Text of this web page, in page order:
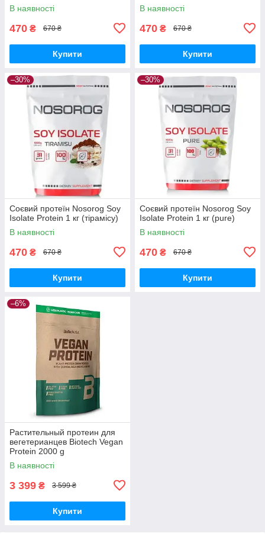
В наявності
470 ₴ 670 ₴
Купити
В наявності
470 ₴ 670 ₴
Купити
–30%
Соєвий протеїн Nosorog Soy
Isolate Protein 1 кг (тірамісу)
В наявності
470 ₴ 670 ₴
Купити
–30%
Соєвий протеїн Nosorog Soy
Isolate Protein 1 кг (pure)
В наявності
470 ₴ 670 ₴
Купити
–6%
Растительный протеин для
вегетерианцев Biotech Vegan
Protein 2000 g
В наявності
3 399 ₴ 3 599 ₴
Купити